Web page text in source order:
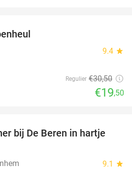
9.4 star
Regulier €30,50
€19,50
46%
bij De Beren in hartje
9.1 star